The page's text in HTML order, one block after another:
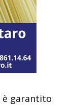
garantito